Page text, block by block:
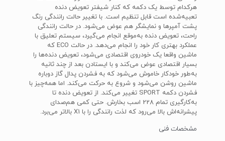
هرکدام توسط یک دکمه که کنار شیفتر تعویض دنده
تعبیه‌شده است قابل تنظیم است. با تغییر حالت رانندگی رنگ
پشت آمپرها و نمایشگر هم عوض می‌شود. در حالت رانندگی
راحت، تعویض دنده به‌موقع انجام می‌گیرد، سیستم تعلیق با
عملکرد بهتری کار خود را انجام می‌دهد. در حالت ECO که
ماشین واقعا یک خودروی اقتصادی می‌شود، تعویض دنده‌ها را
بسیار اقتصادی عوض می‌کند و با ایستادن بعد از چند ثانیه
به‌طور خودکار خاموش می‌شود که به فشردن پدال گاز دوباره
ماشین روشن می‌شود و شروع به حرکت می‌کند. اما همه‌چیز با
فشردن دکمه SPORT تغییر می‌کند. از تعویض دنده تا
به‌کارگیری تمام 228 اسب بخارش. حتی کمی هم‌صدای
پیشرانه‌اش بالا می‌رود که لذت رانندگی را با X1 بالاتر می‌برد.
مشخصات فنی